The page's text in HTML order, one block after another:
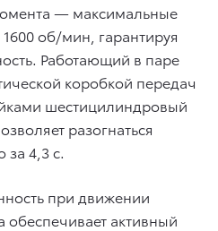
— максимальные
об/мин, гарантируя
Работающий в паре
коробкой передач
шестицилиндровый
разогнаться
за 4,3 с.
при движении
обеспечивает активный